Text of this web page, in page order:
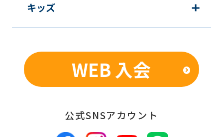
キッズ
WEB 入会
公式SNSアカウント